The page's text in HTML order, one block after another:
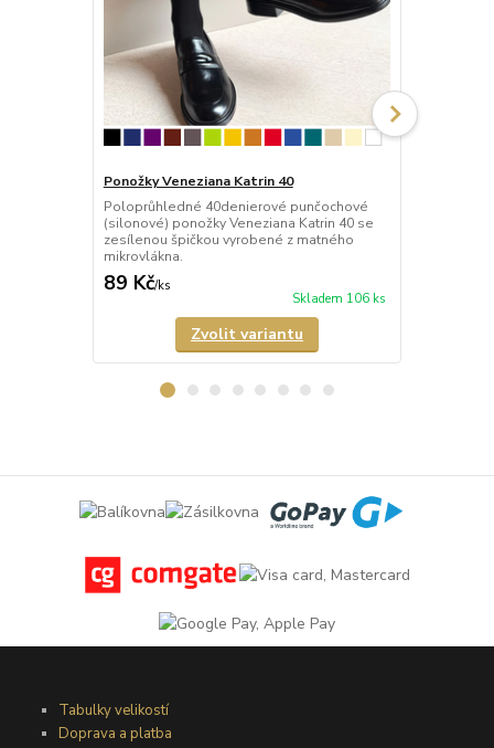
Ponožky Veneziana Katrin 40
Poloprůhledné 40denierové punčochové
(silonové) ponožky Veneziana Katrin 40 se
zesílenou špičkou vyrobené z matného
mikrovlákna.
89 Kč/ks
Skladem 106 ks
Zvolit variantu
Tabulky velikostí
Doprava a platba